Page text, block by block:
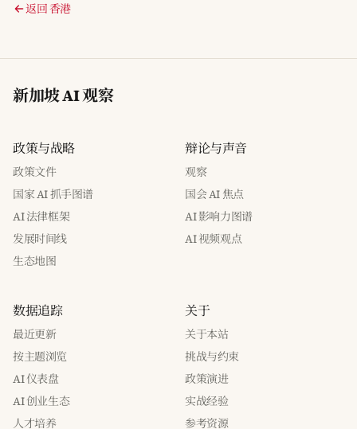
返回 香港
新加坡 AI 观察
政策与战略
政策文件
国家 AI 抓手图谱
AI 法律框架
发展时间线
生态地图
辩论与声音
观察
国会 AI 焦点
AI 影响力图谱
AI 视频观点
数据追踪
最近更新
按主题浏览
AI 仪表盘
AI 创业生态
人才培养
关于
关于本站
挑战与约束
政策演进
实战经验
参考资源